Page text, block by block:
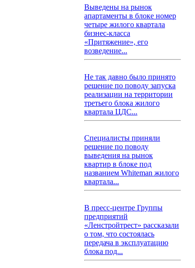
Выведены на рынок
апартаменты в блоке номер
четыре жилого квартала
бизнес-класса
«Притяжение», его
возведение...
Не так давно было принято
решение по поводу запуска
реализации на территории
третьего блока жилого
квартала ЦДС...
Специалисты приняли
решение по поводу
выведения на рынок
квартир в блоке под
названием Whiteman жилого
квартала...
В пресс-центре Группы
предприятий
«Ленстройтрест» рассказали
о том, что состоялась
передача в эксплуатацию
блока под...